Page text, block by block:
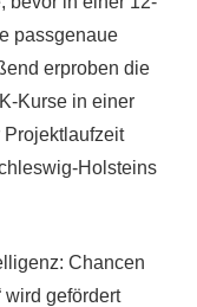
passgenaue
erproben die
Kurse in einer
Projektlaufzeit
Holsteins
Chancen
wird gefördert